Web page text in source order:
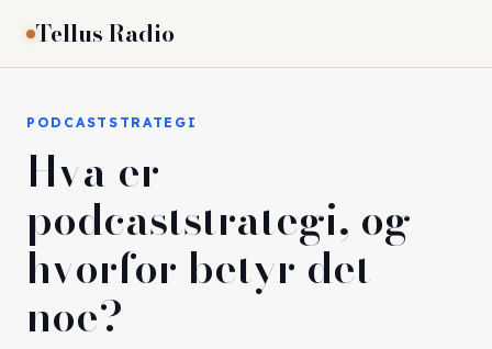
Tellus Radio
PODCASTSTRATEGI
Hva er
podcaststrategi, og
hvorfor betyr det
noe?